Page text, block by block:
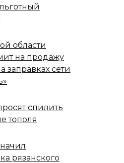
области
на продажу
заправках сети
спилить
тополя
рязанского